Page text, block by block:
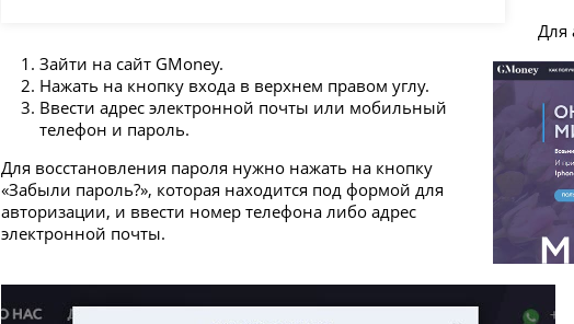
Для
Зайти на сайт GMoney.
Нажать на кнопку входа в верхнем правом углу.
Ввести адрес электронной почты или мобильный
телефон и пароль.
Для восстановления пароля нужно нажать на кнопку
«Забыли пароль?», которая находится под формой для
авторизации, и ввести номер телефона либо адрес
электронной почты.